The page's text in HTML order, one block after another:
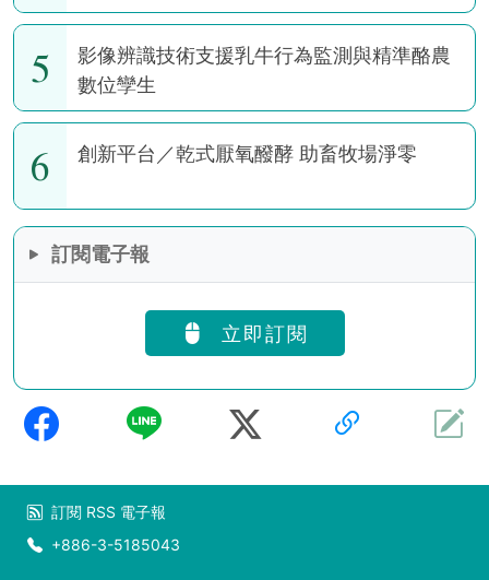
5
影像辨識技術支援乳牛行為監測與精準酪農
數位孿生
6 創新平台／乾式厭氧醱酵 助畜牧場淨零
訂閱電子報
立即訂閱
訂閱 RSS 電子報
+886-3-5185043